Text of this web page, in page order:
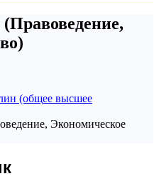
(общее высшее
Экономическое